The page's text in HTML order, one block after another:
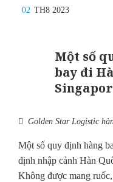
02 TH8 2023
Một số
bay đi
Golden Star Logistic
Một số quy định hàng
định nhập cảnh Hàn
Không được mang